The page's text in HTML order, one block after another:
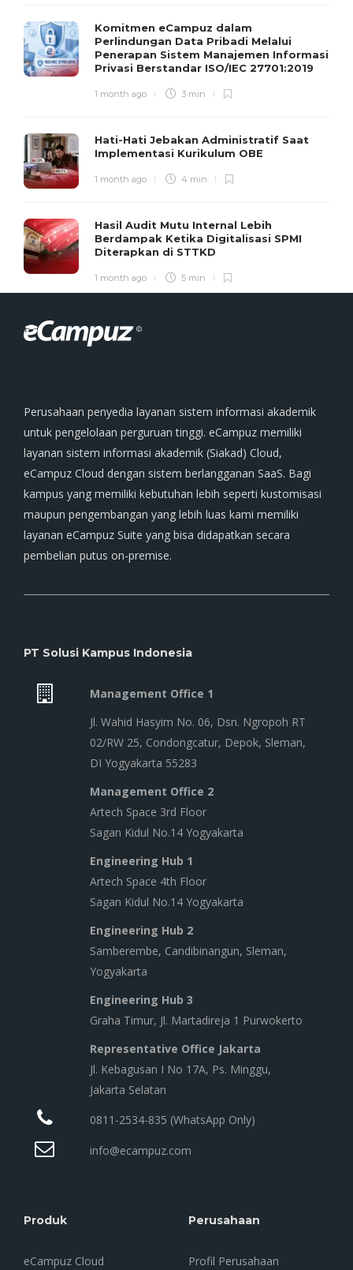
Komitmen eCampuz dalam
Perlindungan Data Pribadi Melalui
Penerapan Sistem Manajemen Informasi
Privasi Berstandar ISO/IEC 27701:2019
1 month ago 3 min
Hati-Hati Jebakan Administratif Saat
Implementasi Kurikulum OBE
1 month ago 4 min
Hasil Audit Mutu Internal Lebih
Berdampak Ketika Digitalisasi SPMI
Diterapkan di STTKD
1 month ago 5 min
Perusahaan penyedia layanan sistem informasi akademik
untuk pengelolaan perguruan tinggi. eCampuz memiliki
layanan sistem informasi akademik (Siakad) Cloud,
eCampuz Cloud dengan sistem berlangganan SaaS. Bagi
kampus yang memiliki kebutuhan lebih seperti kustomisasi
maupun pengembangan yang lebih luas kami memiliki
layanan eCampuz Suite yang bisa didapatkan secara
pembelian putus on-premise.
PT Solusi Kampus Indonesia
Management Office 1
Jl. Wahid Hasyim No. 06, Dsn. Ngropoh RT
02/RW 25, Condongcatur, Depok, Sleman,
DI Yogyakarta 55283
Management Office 2
Artech Space 3rd Floor
Sagan Kidul No.14 Yogyakarta
Engineering Hub 1
Artech Space 4th Floor
Sagan Kidul No.14 Yogyakarta
Engineering Hub 2
Samberembe, Candibinangun, Sleman,
Yogyakarta
Engineering Hub 3
Graha Timur, Jl. Martadireja 1 Purwokerto
Representative Office Jakarta
Jl. Kebagusan I No 17A, Ps. Minggu,
Jakarta Selatan
0811-2534-835 (WhatsApp Only)
info@ecampuz.com
Produk
eCampuz Cloud
Perusahaan
Profil Perusahaan